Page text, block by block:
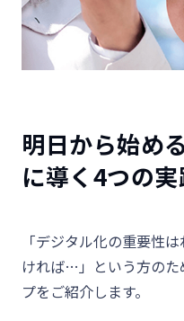
明日から始め
に導く4つの
「デジタル化の重要性
ければ…」という方のた
プをご紹介します。